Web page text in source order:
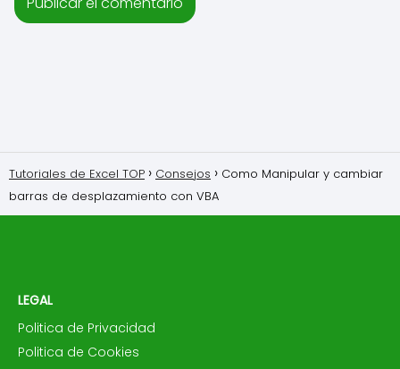
Tutoriales de Excel TOP Consejos
Como Manipular y cambiar
barras de desplazamiento con VBA
LEGAL
Politica de Privacidad
Politica de Cookies